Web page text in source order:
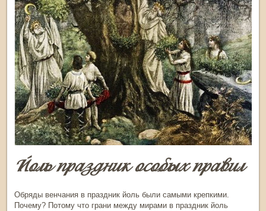
Йоль праздник особых правил
Обряды венчания в праздник йоль были самыми крепкими.
Почему? Потому что грани между мирами в праздник йоль